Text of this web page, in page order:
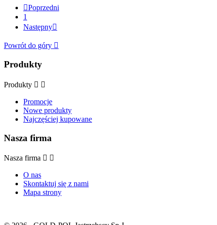
Poprzedni
1
Następny
Powrót do góry 
Produkty
Produkty  
Promocje
Nowe produkty
Najczęściej kupowane
Nasza firma
Nasza firma  
O nas
Skontaktuj się z nami
Mapa strony